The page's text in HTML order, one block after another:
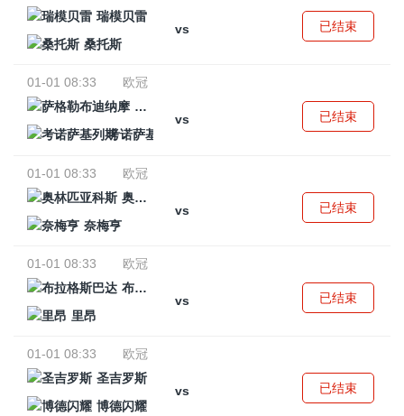
瑞模贝雷
vs
桑托斯
已结束
01-01 08:33
欧冠
萨格勒布迪纳摩
vs
考诺萨基列斯
已结束
01-01 08:33
欧冠
奥林匹亚科斯
vs
奈梅亨
已结束
01-01 08:33
欧冠
布拉格斯巴达
vs
里昂
已结束
01-01 08:33
欧冠
圣吉罗斯
vs
博德闪耀
已结束